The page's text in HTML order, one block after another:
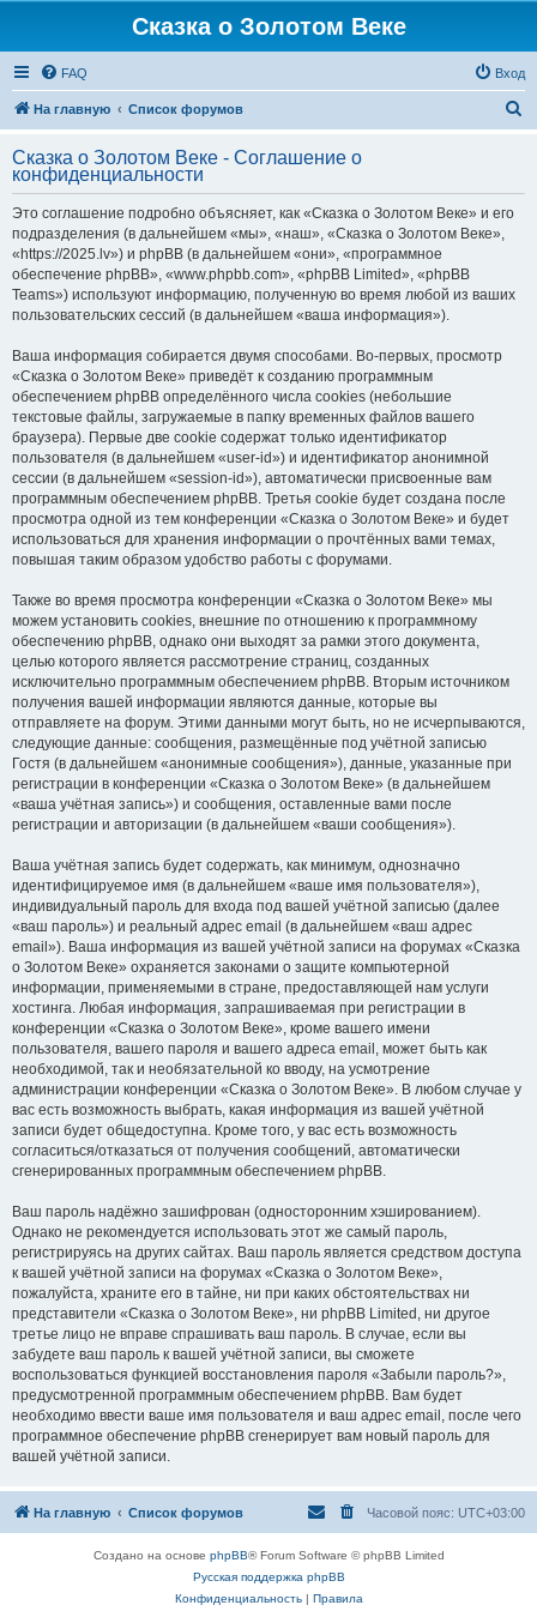
Сказка о Золотом Веке
FAQ Вход
На главную Список форумов
с
Сказка о Золотом Веке - Соглашение о
конфиденциальности
Это соглашение подробно объясняет, как «Сказка о Золотом Веке» и его
подразделения (в дальнейшем «мы», «наш», «Сказка о Золотом Веке»,
«https://2025.lv») и phpBB (в дальнейшем «они», «программное
обеспечение phpBB», «www.phpbb.com», «phpBB Limited», «phpBB
Teams») используют информацию, полученную во время любой из ваших
пользовательских сессий (в дальнейшем «ваша информация»).
Ваша информация собирается двумя способами. Во-первых, просмотр
«Сказка о Золотом Веке» приведёт к созданию программным
обеспечением phpBB определённого числа cookies (небольшие
текстовые файлы, загружаемые в папку временных файлов вашего
браузера). Первые две cookie содержат только идентификатор
пользователя (в дальнейшем «user-id») и идентификатор анонимной
сессии (в дальнейшем «session-id»), автоматически присвоенные вам
программным обеспечением phpBB. Третья cookie будет создана после
просмотра одной из тем конференции «Сказка о Золотом Веке» и будет
использоваться для хранения информации о прочтённых вами темах,
повышая таким образом удобство работы с форумами.
Также во время просмотра конференции «Сказка о Золотом Веке» мы
можем установить cookies, внешние по отношению к программному
обеспечению phpBB, однако они выходят за рамки этого документа,
целью которого является рассмотрение страниц, созданных
исключительно программным обеспечением phpBB. Вторым источником
получения вашей информации являются данные, которые вы
отправляете на форум. Этими данными могут быть, но не исчерпываются,
следующие данные: сообщения, размещённые под учётной записью
Гостя (в дальнейшем «анонимные сообщения»), данные, указанные при
регистрации в конференции «Сказка о Золотом Веке» (в дальнейшем
«ваша учётная запись») и сообщения, оставленные вами после
регистрации и авторизации (в дальнейшем «ваши сообщения»).
Ваша учётная запись будет содержать, как минимум, однозначно
идентифицируемое имя (в дальнейшем «ваше имя пользователя»),
индивидуальный пароль для входа под вашей учётной записью (далее
«ваш пароль») и реальный адрес email (в дальнейшем «ваш адрес
email»). Ваша информация из вашей учётной записи на форумах «Сказка
о Золотом Веке» охраняется законами о защите компьютерной
информации, применяемыми в стране, предоставляющей нам услуги
хостинга. Любая информация, запрашиваемая при регистрации в
конференции «Сказка о Золотом Веке», кроме вашего имени
пользователя, вашего пароля и вашего адреса email, может быть как
необходимой, так и необязательной ко вводу, на усмотрение
администрации конференции «Сказка о Золотом Веке». В любом случае у
вас есть возможность выбрать, какая информация из вашей учётной
записи будет общедоступна. Кроме того, у вас есть возможность
согласиться/отказаться от получения сообщений, автоматически
сгенерированных программным обеспечением phpBB.
Ваш пароль надёжно зашифрован (односторонним хэшированием).
Однако не рекомендуется использовать этот же самый пароль,
регистрируясь на других сайтах. Ваш пароль является средством доступа
к вашей учётной записи на форумах «Сказка о Золотом Веке»,
пожалуйста, храните его в тайне, ни при каких обстоятельствах ни
представители «Сказка о Золотом Веке», ни phpBB Limited, ни другое
третье лицо не вправе спрашивать ваш пароль. В случае, если вы
забудете ваш пароль к вашей учётной записи, вы сможете
воспользоваться функцией восстановления пароля «Забыли пароль?»,
предусмотренной программным обеспечением phpBB. Вам будет
необходимо ввести ваше имя пользователя и ваш адрес email, после чего
программное обеспечение phpBB сгенерирует вам новый пароль для
вашей учётной записи.
На главную Список форумов Часовой пояс: UTC+03:00
Создано на основе phpBB® Forum Software © phpBB Limited
Русская поддержка phpBB
Конфиденциальность| Правила